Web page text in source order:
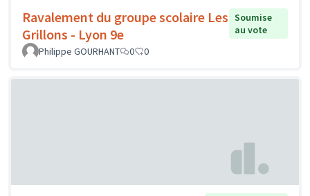
Ravalement du groupe scolaire Les
Grillons - Lyon 9e
Soumise
au vote
Philippe GOURHANT
0 0